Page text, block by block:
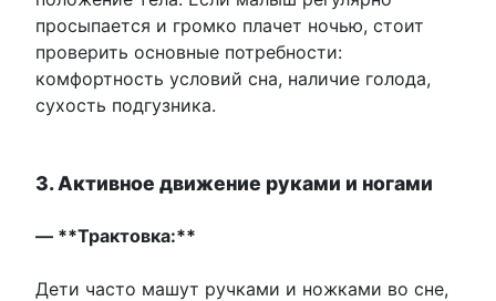
просыпается и громко плачет ночью, стоит
проверить основные потребности:
комфортность условий сна, наличие голода,
сухость подгузника.
3. Активное движение руками и ногами
— **Трактовка:**
Дети часто машут ручками и ножками во сне,